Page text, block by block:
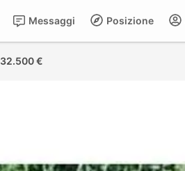
Posizione
Messaggi
32.500 €